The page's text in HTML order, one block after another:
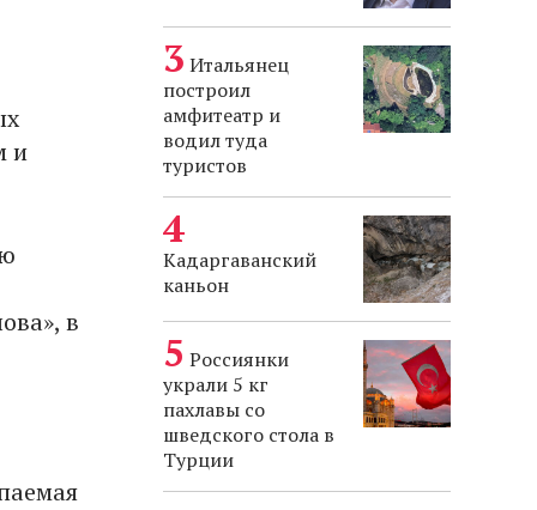
и
в
Итальянец
построил
амфитеатр и
водил туда
туристов
Кадаргаванский
каньон
Россиянки
украли 5 кг
пахлавы со
шведского стола в
Турции